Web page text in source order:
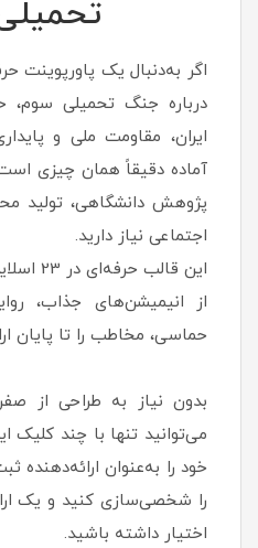
اگر به‌دنبال یک پاورپوینت
درباره جنگ تحمیلی سوم،
ایران، مقاومت ملی و
آماده دقیقاً همان چیزی
پژوهش دانشگاهی، تولید
اجتماعی نیاز دارید.
این
از انیمیشن‌های جذاب،
حماسی، مخاطب را تا پایان
بدون نیاز به طراحی از
می‌توانید تنها با چند کلیک
خود را به‌عنوان
را شخصی‌سازی کنید و یک
اختیار داشته باشید.